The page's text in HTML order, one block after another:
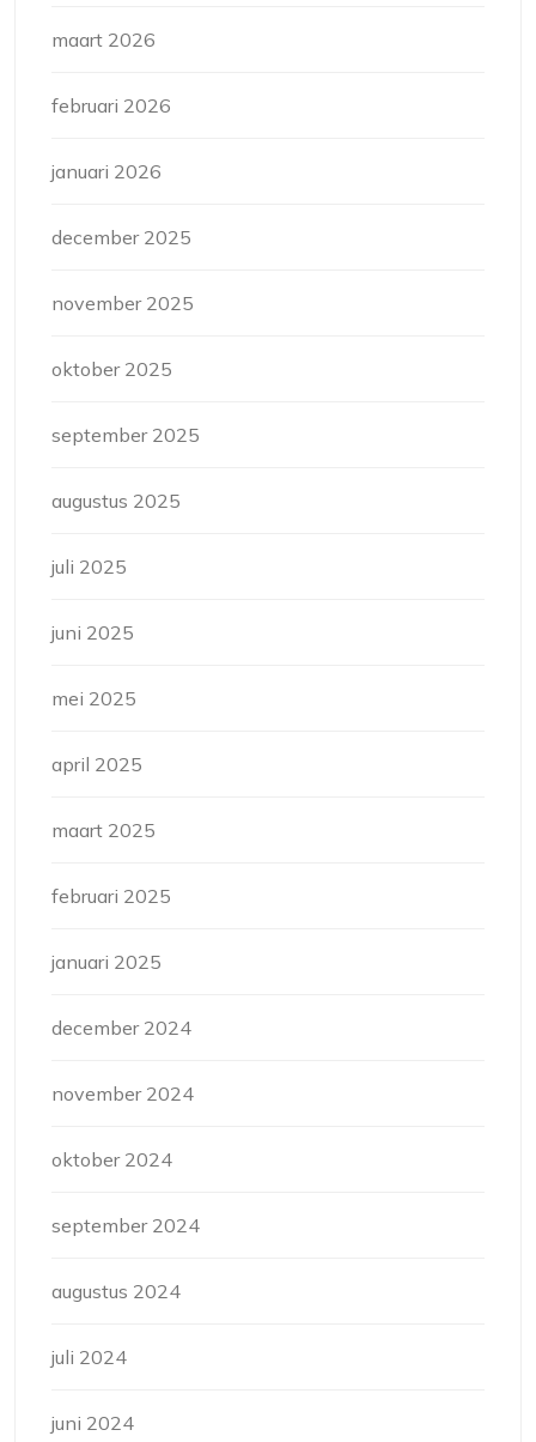
maart 2026
februari 2026
januari 2026
december 2025
november 2025
oktober 2025
september 2025
augustus 2025
juli 2025
juni 2025
mei 2025
april 2025
maart 2025
februari 2025
januari 2025
december 2024
november 2024
oktober 2024
september 2024
augustus 2024
juli 2024
juni 2024